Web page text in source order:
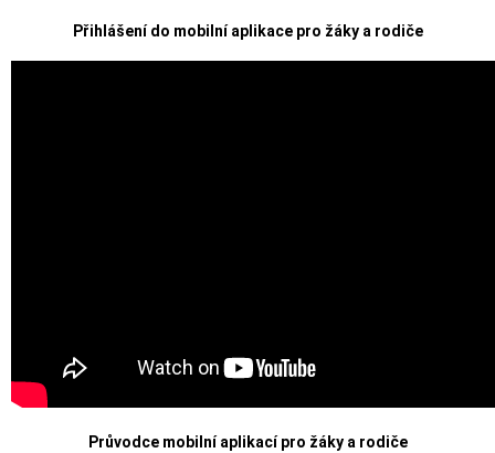
Přihlášení do mobilní aplikace pro žáky a rodiče
Průvodce mobilní aplikací pro žáky a rodiče